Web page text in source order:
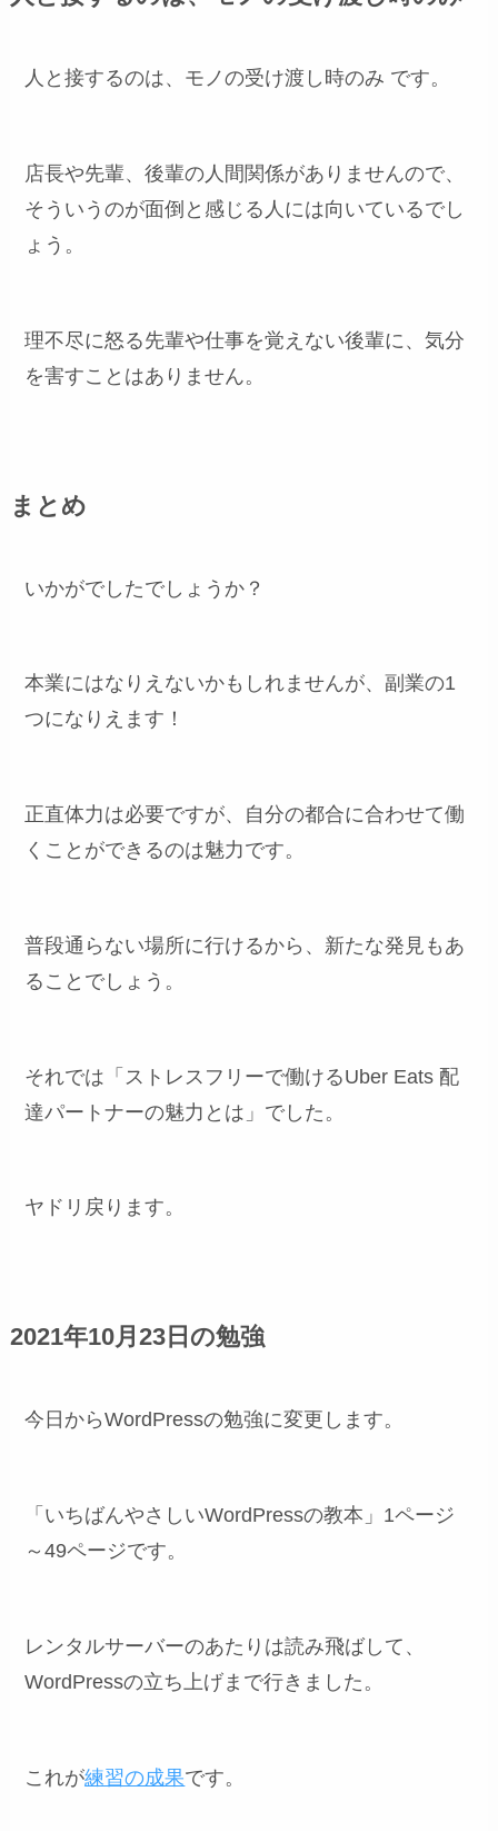
人と接するのは、モノの受け渡し時のみ です。
店長や先輩、後輩の人間関係がありませんので、
そういうのが面倒と感じる人には向いているでし
ょう。
理不尽に怒る先輩や仕事を覚えない後輩に、気分
を害すことはありません。
まとめ
いかがでしたでしょうか？
本業にはなりえないかもしれませんが、副業の1
つになりえます！
正直体力は必要ですが、自分の都合に合わせて働
くことができるのは魅力です。
普段通らない場所に行けるから、新たな発見もあ
ることでしょう。
それでは「ストレスフリーで働けるUber Eats 配
達パートナーの魅力とは」でした。
ヤドリ戻ります。
2021年10月23日の勉強
今日からWordPressの勉強に変更します。
「いちばんやさしいWordPressの教本」1ページ
～49ページです。
レンタルサーバーのあたりは読み飛ばして、
WordPressの立ち上げまで行きました。
これが練習の成果です。